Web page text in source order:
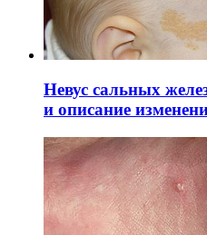
Невус сальных
и описание